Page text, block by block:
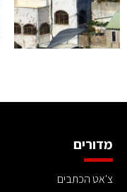
מדורים
צ'אט הכתבים